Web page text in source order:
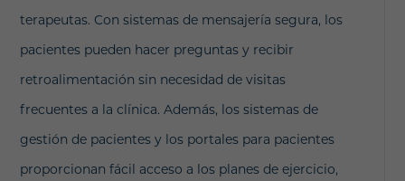
terapeutas. Con sistemas de mensajería segura, los
pacientes pueden hacer preguntas y recibir
retroalimentación sin necesidad de visitas
frecuentes a la clínica. Además, los sistemas de
gestión de pacientes y los portales para pacientes
proporcionan fácil acceso a los planes de ejercicio,